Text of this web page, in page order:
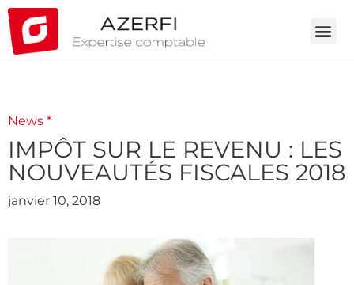
News *
IMPÔT SUR LE REVENU : LES
NOUVEAUTÉS FISCALES 2018
janvier 10, 2018